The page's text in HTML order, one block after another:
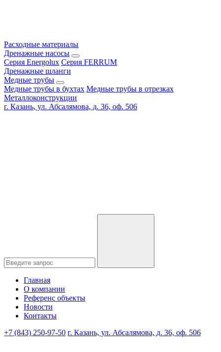
Расходные материалы
Дренажные насосы
Серия Energolux Серия FERRUM
Дренажные шланги
Медные трубы
Медные трубы в бухтах Медные трубы в отрезках
Металлоконструкции
г. Казань, ул. Абсалямова, д. 36, оф. 506
Главная
О компании
Референс объекты
Новости
Контакты
+7 (843) 250-97-50 г. Казань, ул. Абсалямова, д. 36, оф. 506